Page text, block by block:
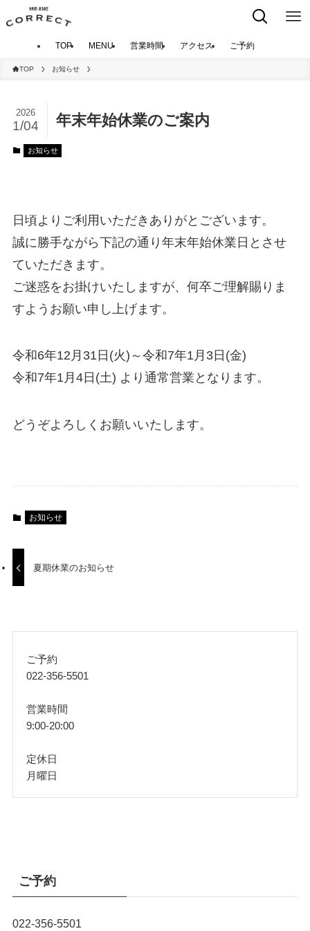
TOP MENU 営業時間 アクセス ご予約
TOP お知らせ
年末年始休業のご案内
2026
1/04
お知らせ
日頃よりご利用いただきありがとございます。
誠に勝手ながら下記の通り年末年始休業日とさせ
ていただきます。
ご迷惑をお掛けいたしますが、何卒ご理解賜りま
すようお願い申し上げます。
令和6年12月31日(火)～令和7年1月3日(金)
令和7年1月4日(土) より通常営業となります。
どうぞよろしくお願いいたします。
お知らせ
夏期休業のお知らせ
ご予約
022-356-5501
営業時間
9:00-20:00
定休日
月曜日
ご予約
022-356-5501